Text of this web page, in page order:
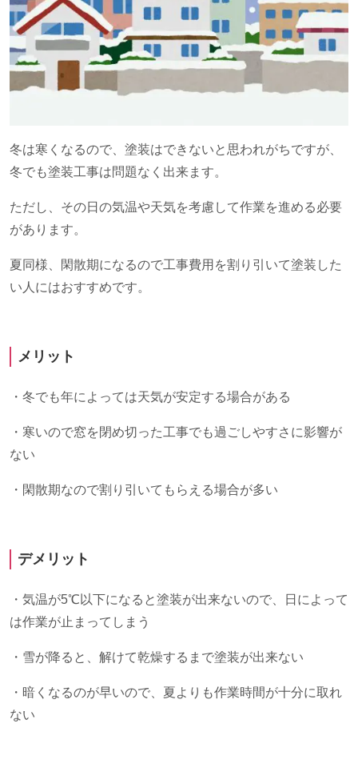
冬は寒くなるので、塗装はできないと思われがちですが、
冬でも塗装工事は問題なく出来ます。
ただし、その日の気温や天気を考慮して作業を進める必要
があります。
夏同様、閑散期になるので工事費用を割り引いて塗装した
い人にはおすすめです。
メリット
・冬でも年によっては天気が安定する場合がある
・寒いので窓を閉め切った工事でも過ごしやすさに影響が
ない
・閑散期なので割り引いてもらえる場合が多い
デメリット
・気温が5℃以下になると塗装が出来ないので、日によって
は作業が止まってしまう
・雪が降ると、解けて乾燥するまで塗装が出来ない
・暗くなるのが早いので、夏よりも作業時間が十分に取れ
ない